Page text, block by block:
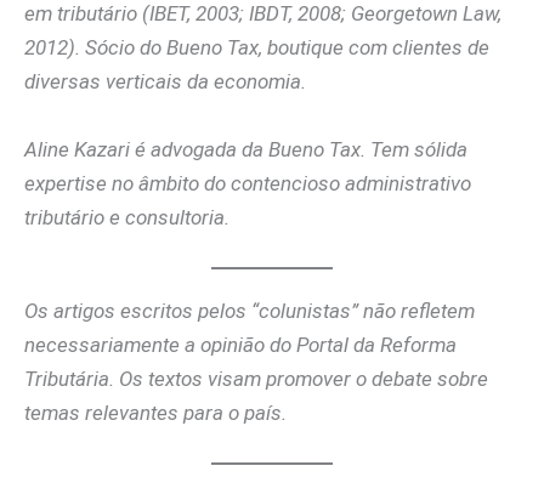
em tributário (IBET, 2003; IBDT, 2008; Georgetown Law,
2012). Sócio do Bueno Tax, boutique com clientes de
diversas verticais da economia.
Aline Kazari é advogada da Bueno Tax. Tem sólida
expertise no âmbito do contencioso administrativo
tributário e consultoria.
Os artigos escritos pelos “colunistas” não refletem
necessariamente a opinião do Portal da Reforma
Tributária. Os textos visam promover o debate sobre
temas relevantes para o país.